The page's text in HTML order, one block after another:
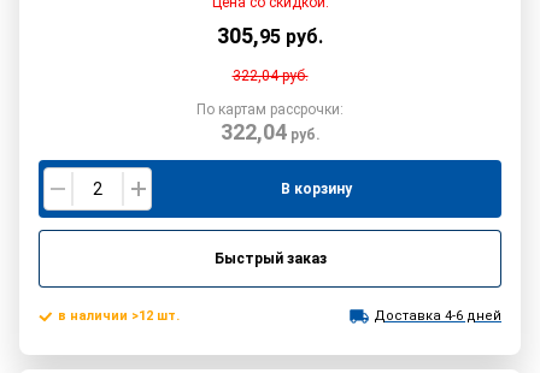
305,95 руб.
322,04руб.
По картам рассрочки:
322,04руб.
В корзину
Быстрый заказ
в наличии >12 шт. Доставка 4-6 дней